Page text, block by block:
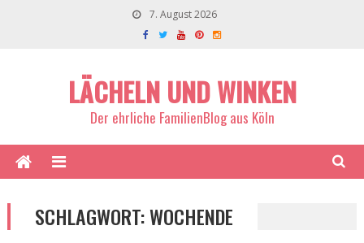
7. August 2026
LÄCHELN UND WINKEN
Der ehrliche FamilienBlog aus Köln
SCHLAGWORT:WOCHENDE